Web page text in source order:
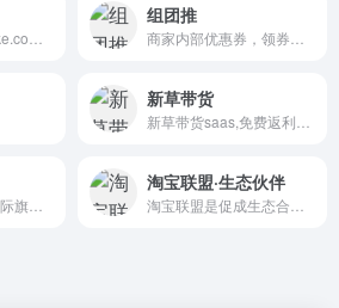
组团推
新草带货
淘宝联盟·生态伙伴